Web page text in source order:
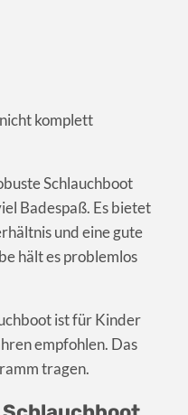
komplett
Schlauchboot
Badespaß. Es bietet
und eine gute
hält es problemlos
ist für Kinder
empfohlen. Das
tragen.